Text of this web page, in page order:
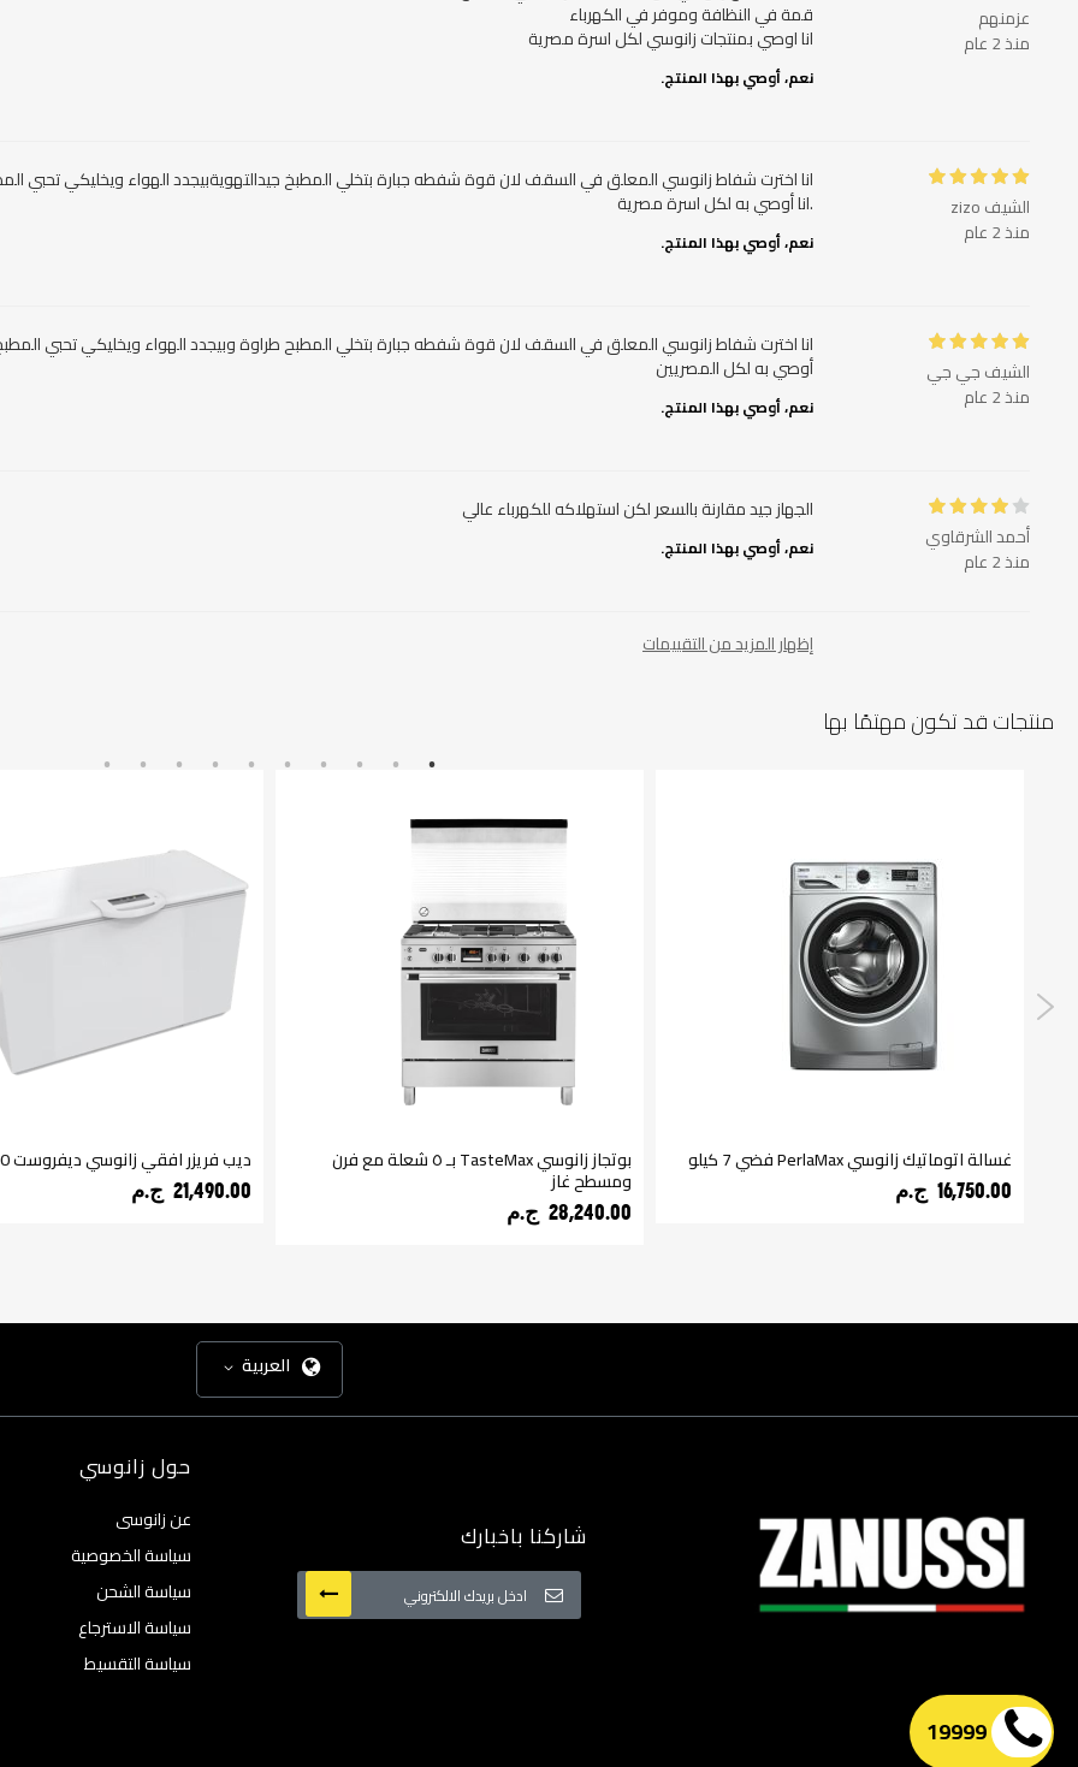
عزمنهم
منذ 2 عام
انا اوصي بمنتجات زانوسي لكل اسرة مصرية
نعم، أوصي بهذا المنتج.
الشيف zizo
منذ 2 عام
انا اخترت شفاط زانوسي المعلق في السقف لان قوة شفطه جبارة بتخلي المطبخ جيدالتهويةبيجدد الهواء ويخليكي تحبي
.انا أوصي به لكل اسرة مصرية
نعم، أوصي بهذا المنتج.
الشيف جي جي
منذ 2 عام
انا اخترت شفاط زانوسي المعلق في السقف لان قوة شفطه جبارة بتخلي المطبح طراوة وبيجدد الهواء ويخليكي تحبي
أوصي به لكل المصريين
نعم، أوصي بهذا المنتج.
أحمد الشرقاوي
منذ 2 عام
الجهاز جيد مقارنة بالسعر لكن استهلاكه للكهرباء عالي
نعم، أوصي بهذا المنتج.
إظهار المزيد من التقييمات
منتجات قد تكون مهتمًا بها
غسالة اتوماتيك زانوسي PerlaMax فضي 7 كيلو
16,750.00 ج.م‏
بوتجاز زانوسي TasteMax بـ ٥ شعلة مع فرن
ومسطح غاز
28,240.00 ج.م‏
ديب فريزر افقي زانوسي ديفروست 500 لتر ابيض
21,490.00 ج.م‏
العربية
شاركنا باخبارك
سجل
في
نشرتنا
حول زانوسي
عن زانوسى
سياسة الخصوصية
سياسة الشحن
سياسة الاسترجاع
سياسة التقسيط
19999